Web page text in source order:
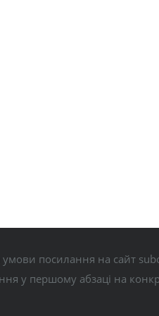
посилання на сайт
у першому абзаці на